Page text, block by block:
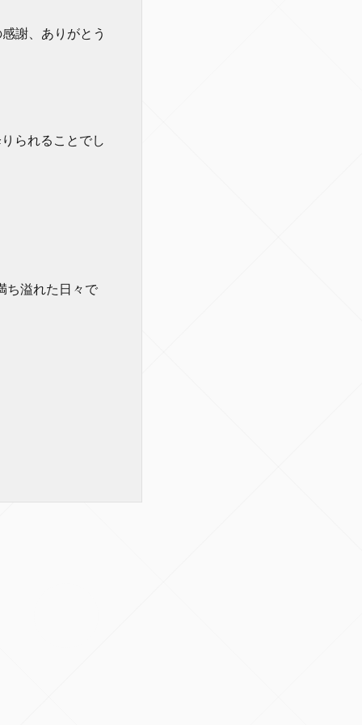
謝、ありがとう
られることでし
ち溢れた日々で